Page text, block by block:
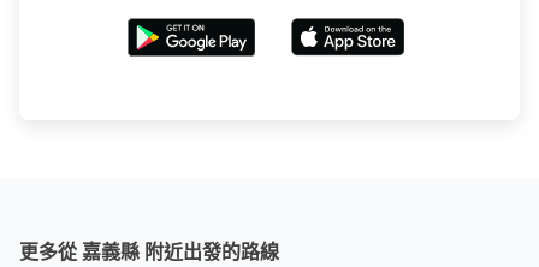
更多從 嘉義縣 附近出發的路線